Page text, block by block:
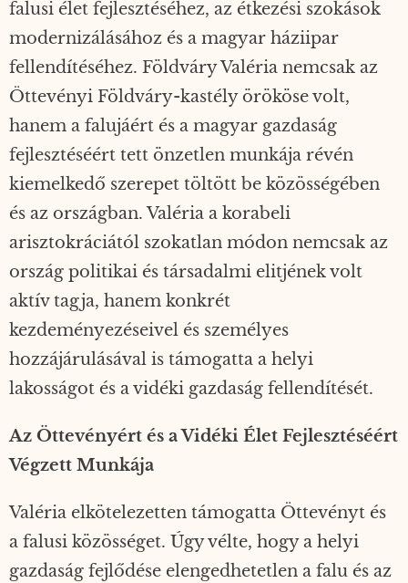
falusi élet fejlesztéséhez, az étkezési szokások
modernizálásához és a magyar háziipar
fellendítéséhez. Földváry Valéria nemcsak az
Öttevényi Földváry-kastély örököse volt,
hanem a falujáért és a magyar gazdaság
fejlesztéséért tett önzetlen munkája révén
kiemelkedő szerepet töltött be közösségében
és az országban. Valéria a korabeli
arisztokráciától szokatlan módon nemcsak az
ország politikai és társadalmi elitjének volt
aktív tagja, hanem konkrét
kezdeményezéseivel és személyes
hozzájárulásával is támogatta a helyi
lakosságot és a vidéki gazdaság fellendítését.
Az Öttevényért és a Vidéki Élet Fejlesztéséért
Végzett Munkája
Valéria elkötelezetten támogatta Öttevényt és
a falusi közösséget. Úgy vélte, hogy a helyi
gazdaság fejlődése elengedhetetlen a falu és az